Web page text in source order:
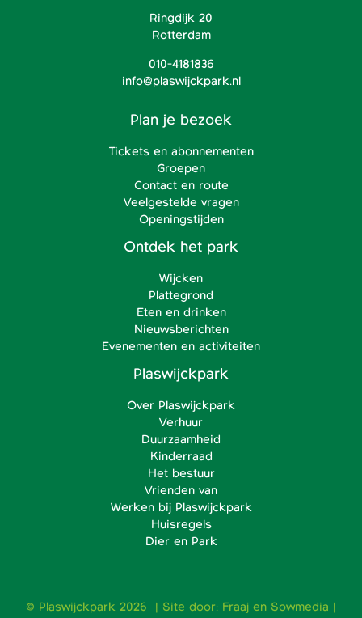
Ringdijk 20
Rotterdam
010-4181836
info@plaswijckpark.nl
Plan je bezoek
Tickets en abonnementen
Groepen
Contact en route
Veelgestelde vragen
Openingstijden
Ontdek het park
Wijcken
Plattegrond
Eten en drinken
Nieuwsberichten
Evenementen en activiteiten
Plaswijckpark
Over Plaswijckpark
Verhuur
Duurzaamheid
Kinderraad
Het bestuur
Vrienden van
Werken bij Plaswijckpark
Huisregels
Dier en Park
© Plaswijckpark 2026 | Site door: Fraaj en Sowmedia |